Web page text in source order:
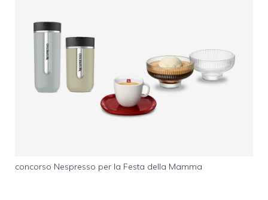
concorso Nespresso per la Festa della Mamma